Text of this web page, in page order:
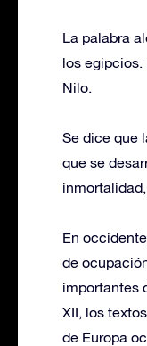
La palabra
los egipcios.
Nilo.
Se dice que
que se
En
de
importantes
XII, los
de Europa